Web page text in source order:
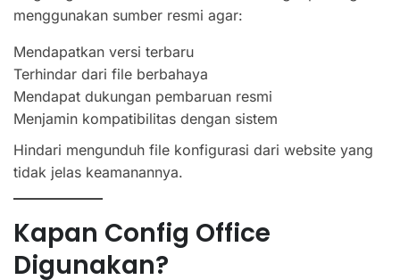
menggunakan sumber resmi agar:
Mendapatkan versi terbaru
Terhindar dari file berbahaya
Mendapat dukungan pembaruan resmi
Menjamin kompatibilitas dengan sistem
Hindari mengunduh file konfigurasi dari website yang
tidak jelas keamanannya.
Kapan Config Office
Digunakan?